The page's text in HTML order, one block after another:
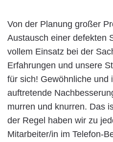
Von der Planung großer
Austausch einer defekten
vollem Einsatz bei der
Erfahrungen und unsere
für sich! Gewöhnliche und
auftretende
murren und knurren. Das
der Regel haben wir zu
Mitarbeiter/in im Telefon-